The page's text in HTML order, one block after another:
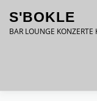
Inhalt
springen
S'BOKLE
BAR LOUNGE KONZERTE